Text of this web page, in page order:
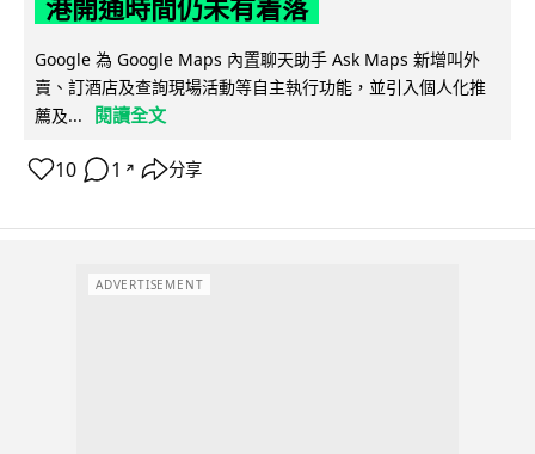
港開通時間仍未有着落
Google 為 Google Maps 內置聊天助手 Ask Maps 新增叫外
賣、訂酒店及查詢現場活動等自主執行功能，並引入個人化推
薦及...
閱讀全文
10 1 ↗ 分享
ADVERTISEMENT